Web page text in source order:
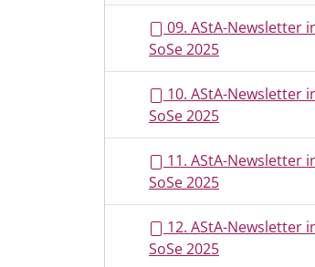
09. AStA-Newsletter
SoSe 2025
10. AStA-Newsletter
SoSe 2025
11. AStA-Newsletter
SoSe 2025
12. AStA-Newsletter
SoSe 2025